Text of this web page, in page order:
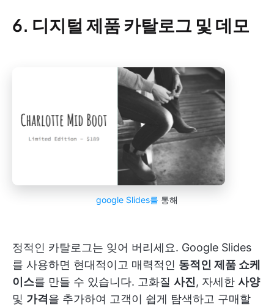
6. 디지털 제품 카탈로그 및 데모
google Slides를 통해
정적인 카탈로그는 잊어 버리세요. Google Slides
를 사용하면 현대적이고 매력적인 동적인 제품 쇼케
이스를 만들 수 있습니다. 고화질 사진, 자세한 사양
및 가격 을 추가하여 고객이 쉽게 탐색하고 구매할